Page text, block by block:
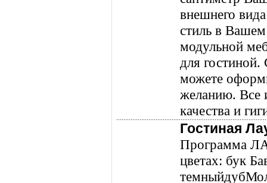
внешнего
стиль в
модульной
для
можете
желанию. Все
качества и
Гостиная
Программа
цветах: бук